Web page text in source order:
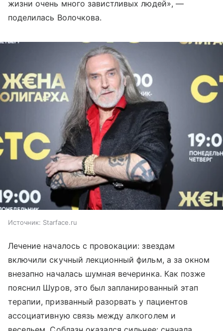
жизни очень много завистливых людей», —
поделилась Волочкова.
Источник: Starface.ru
Лечение началось с провокации: звездам
включили скучный лекционный фильм, а за окном
внезапно началась шумная вечеринка. Как позже
пояснил Шуров, это был запланированный этап
терапии, призванный разорвать у пациентов
ассоциативную связь между алкоголем и